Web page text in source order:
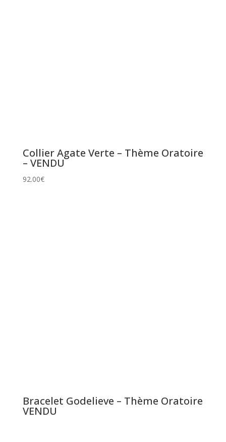
Collier Agate Verte – Thème Oratoire
– VENDU
92.00€
Bracelet Godelieve – Thème Oratoire
VENDU